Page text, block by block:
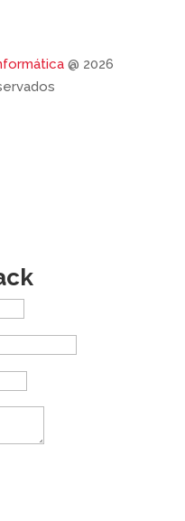
@ 2026